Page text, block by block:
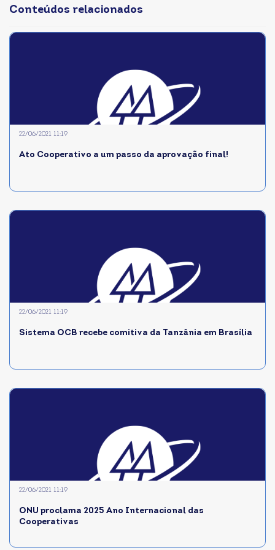
Conteúdos relacionados
Ato Cooperativo a um passo da aprovação final!
22/06/2021 11:19
Sistema OCB recebe comitiva da Tanzânia em Brasília
22/06/2021 11:19
ONU proclama 2025 Ano Internacional das
Cooperativas
22/06/2021 11:19